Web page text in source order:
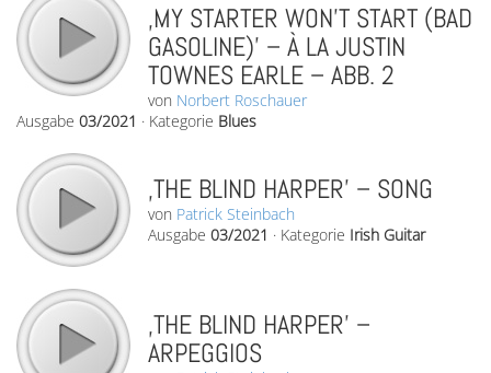
‚MY STARTER WON’T START (BAD
GASOLINE)’ – À LA JUSTIN
TOWNES EARLE – ABB. 2
von Norbert Roschauer
Ausgabe 03/2021 · Kategorie Blues
‚THE BLIND HARPER’ – SONG
von Patrick Steinbach
Ausgabe 03/2021 · Kategorie Irish Guitar
‚THE BLIND HARPER’ –
ARPEGGIOS